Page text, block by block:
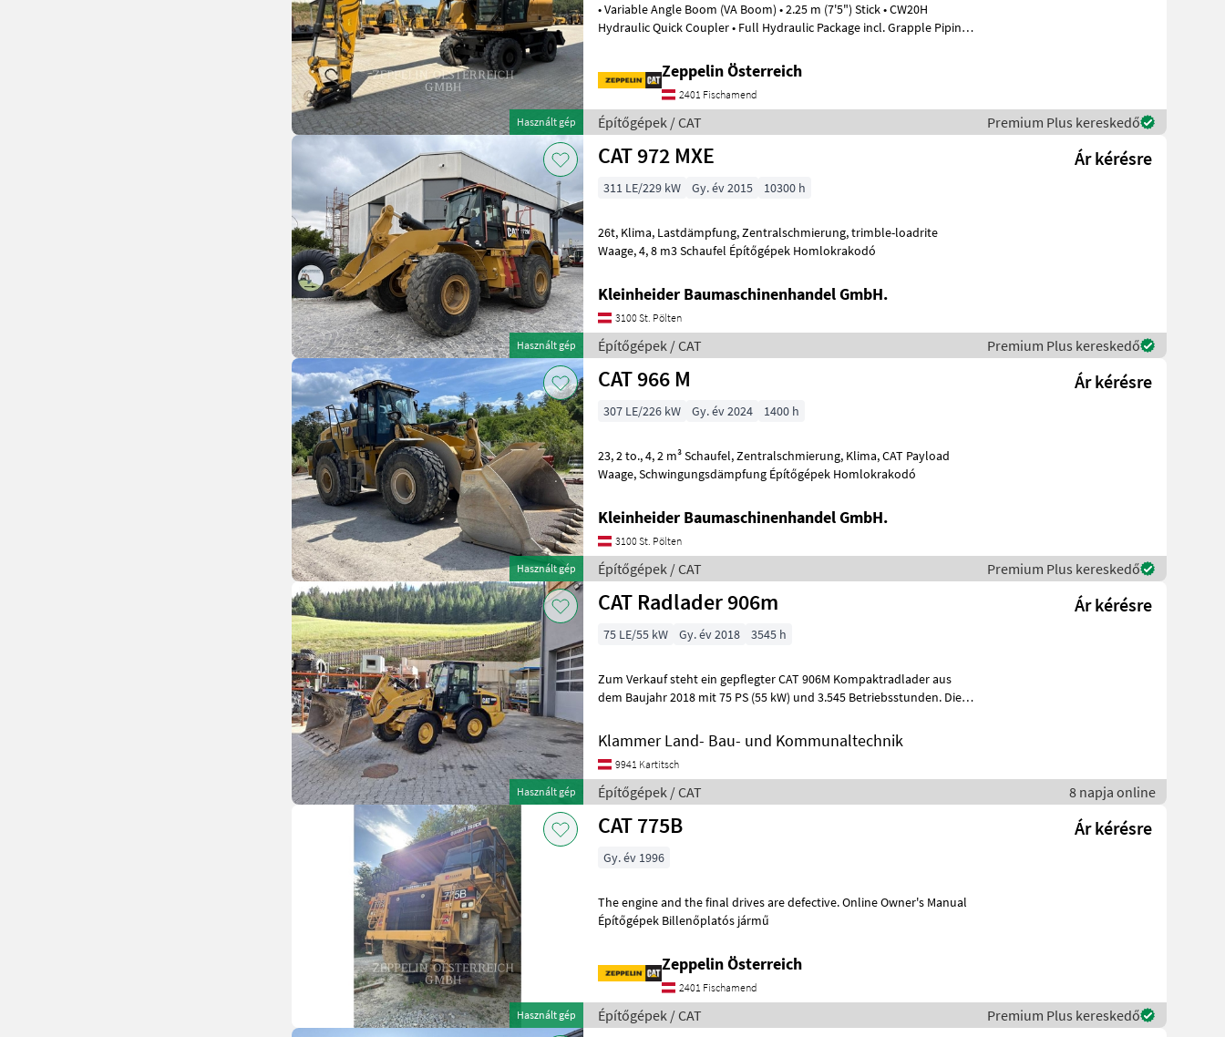
Használt gép
• Variable Angle Boom (VA Boom) • 2.25 m (7'5") Stick • CW20H
Hydraulic Quick Coupler • Full Hydraulic Package incl. Grapple Piping •
Zeppelin Österreich
2401 Fischamend
Építőgépek / CAT Premium Plus kereskedő
Használt gép
CAT 972 MXE Ár kérésre
311 LE/229 kW Gy. év 2015 10300 h
26t, Klima, Lastdämpfung, Zentralschmierung, trimble-loadrite
Waage, 4, 8 m3 Schaufel Építőgépek Homlokrakodó
Kleinheider Baumaschinenhandel GmbH.
3100 St. Pölten
Építőgépek / CAT Premium Plus kereskedő
Használt gép
CAT 966 M Ár kérésre
307 LE/226 kW Gy. év 2024 1400 h
23, 2 to., 4, 2 m³ Schaufel, Zentralschmierung, Klima, CAT Payload
Waage, Schwingungsdämpfung Építőgépek Homlokrakodó
Kleinheider Baumaschinenhandel GmbH.
3100 St. Pölten
Építőgépek / CAT Premium Plus kereskedő
Használt gép
CAT Radlader 906m Ár kérésre
75 LE/55 kW Gy. év 2018 3545 h
Zum Verkauf steht ein gepflegter CAT 906M Kompaktradlader aus
dem Baujahr 2018 mit 75 PS (55 kW) und 3.545 Betriebsstunden. Die
Klammer Land- Bau- und Kommunaltechnik
9941 Kartitsch
Építőgépek / CAT 8 napja online
Használt gép
CAT 775B Ár kérésre
Gy. év 1996
The engine and the final drives are defective. Online Owner's Manual
Építőgépek Billenőplatós jármű
Zeppelin Österreich
2401 Fischamend
Építőgépek / CAT Premium Plus kereskedő